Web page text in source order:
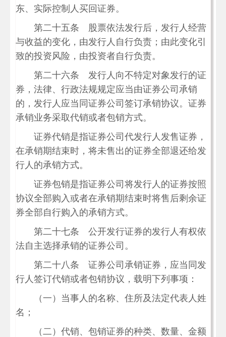
东、实际控制人买回证券。
第二十五条 股票依法发行后，发行人经营
与收益的变化，由发行人自行负责；由此变化引
致的投资风险，由投资者自行负责。
第二十六条 发行人向不特定对象发行的证
券，法律、行政法规规定应当由证券公司承销
的，发行人应当同证券公司签订承销协议。证券
承销业务采取代销或者包销方式。
证券代销是指证券公司代发行人发售证券，
在承销期结束时，将未售出的证券全部退还给发
行人的承销方式。
证券包销是指证券公司将发行人的证券按照
协议全部购入或者在承销期结束时将售后剩余证
券全部自行购入的承销方式。
第二十七条 公开发行证券的发行人有权依
法自主选择承销的证券公司。
第二十八条 证券公司承销证券，应当同发
行人签订代销或者包销协议，载明下列事项：
（一）当事人的名称、住所及法定代表人姓
名；
（二）代销、包销证券的种类、数量、金额